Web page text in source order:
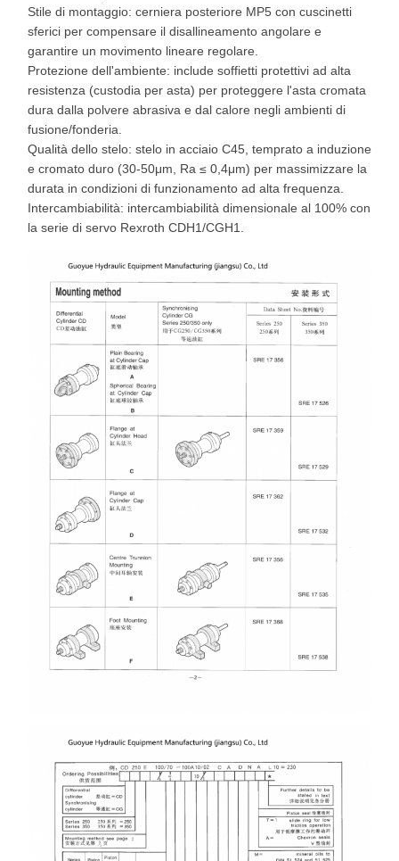
Stile di montaggio: cerniera posteriore MP5 con cuscinetti
sferici per compensare il disallineamento angolare e
garantire un movimento lineare regolare.
Protezione dell'ambiente: include soffietti protettivi ad alta
resistenza (custodia per asta) per proteggere l'asta cromata
dura dalla polvere abrasiva e dal calore negli ambienti di
fusione/fonderia.
Qualità dello stelo: stelo in acciaio C45, temprato a induzione
e cromato duro (30-50μm, Ra ≤ 0,4μm) per massimizzare la
durata in condizioni di funzionamento ad alta frequenza.
Intercambiabilità: intercambiabilità dimensionale al 100% con
la serie di servo Rexroth CDH1/CGH1.